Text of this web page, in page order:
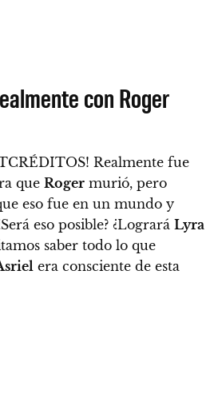
con Roger
Realmente fue
que Roger murió, pero
eso fue en un mundo y
eso posible? ¿Logrará Lyra
saber todo lo que
era consciente de esta